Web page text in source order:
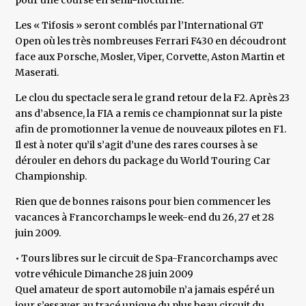
Les « Tifosis » seront comblés par l’International GT
Open où les très nombreuses Ferrari F430 en découdront
face aux Porsche, Mosler, Viper, Corvette, Aston Martin et
Maserati.
Le clou du spectacle sera le grand retour de la F2. Après 23
ans d’absence, la FIA a remis ce championnat sur la piste
afin de promotionner la venue de nouveaux pilotes en F1.
Il est à noter qu’il s’agit d’une des rares courses à se
dérouler en dehors du package du World Touring Car
Championship.
Rien que de bonnes raisons pour bien commencer les
vacances à Francorchamps le week-end du 26, 27 et 28
juin 2009.
• Tours libres sur le circuit de Spa-Francorchamps avec
votre véhicule Dimanche 28 juin 2009
Quel amateur de sport automobile n’a jamais espéré un